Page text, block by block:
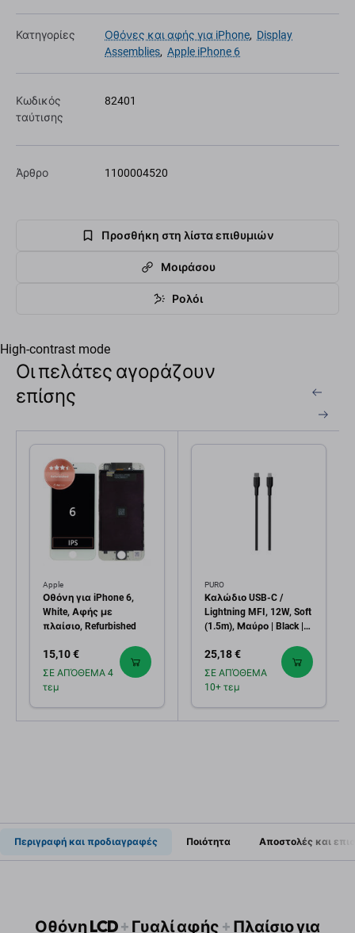
Κατηγορίες Οθόνες και αφής για iPhone, Display
Assemblies, Apple iPhone 6
Κωδικός
ταύτισης
82401
Άρθρο 1100004520
Προσθήκη στη λίστα επιθυμιών
Μοιράσου
Ρολόι
High-contrast mode
Οι πελάτες αγοράζουν
επίσης
Apple
Οθόνη για iPhone 6,
White, Αφής με
πλαίσιο, Refurbished
15,10 €
ΣΕ ΑΠΌΘΕΜΑ 4
τεμ
PURO
Καλώδιο USB-C /
Lightning MFI, 12W, Soft
(1.5m), Μαύρο | Black |
25,18 €
ΣΕ ΑΠΌΘΕΜΑ
10+ τεμ
Περιγραφή και προδιαγραφές Ποιότητα Αποστολές και
Οθόνη LCD+Γυαλί αφής+Πλαίσιο για